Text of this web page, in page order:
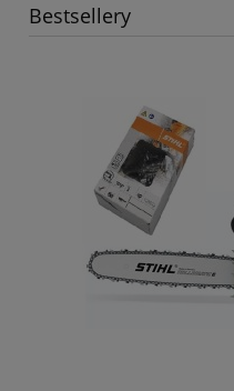
Bestsellery